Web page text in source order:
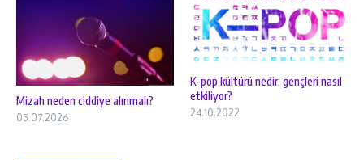
Mizah neden ciddiye alınmalı?
05.07.2026
K-pop kültürü nedir, gençleri nasıl
etkiliyor?
24.10.2022